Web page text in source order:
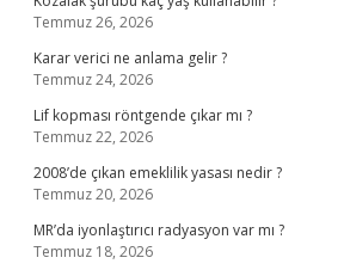
Temmuz 26, 2026
Karar verici ne anlama gelir ?
Temmuz 24, 2026
Lif kopması röntgende çıkar mı ?
Temmuz 22, 2026
2008’de çıkan emeklilik yasası nedir ?
Temmuz 20, 2026
MR’da iyonlaştırıcı radyasyon var mı ?
Temmuz 18, 2026